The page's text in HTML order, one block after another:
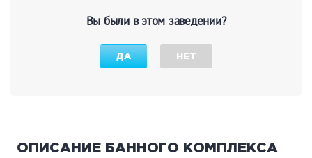
ОПИСАНИЕ БАННОГО КОМПЛЕКСА
Вы были в этом заведении?
ДА НЕТ